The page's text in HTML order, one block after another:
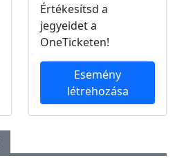
Értékesítsd a
jegyeidet a
OneTicketen!
Esemény
létrehozása